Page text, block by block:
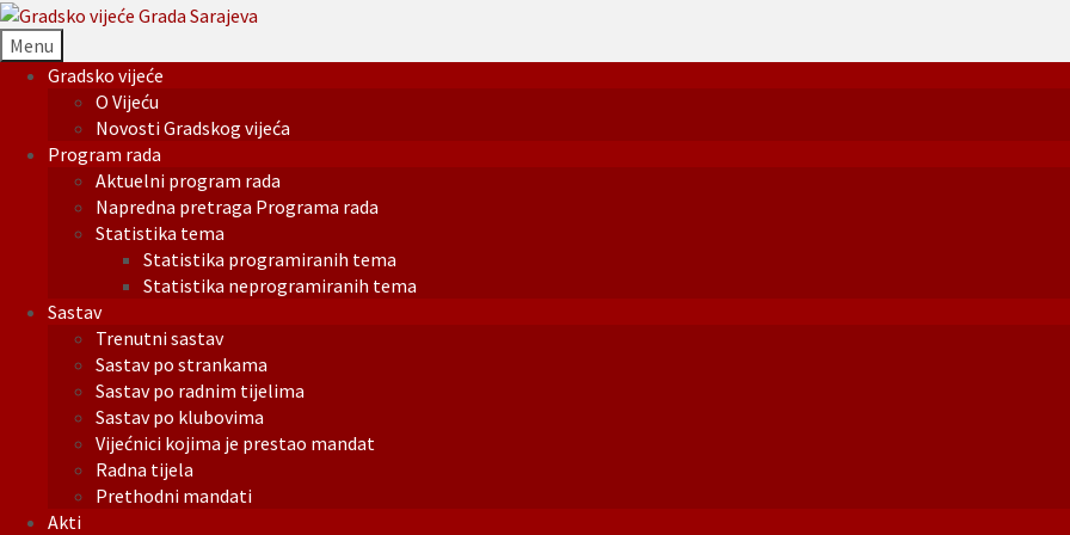
Menu
Gradsko vijeće
O Vijeću
Novosti Gradskog vijeća
Program rada
Aktuelni program rada
Napredna pretraga Programa rada
Statistika tema
Statistika programiranih tema
Statistika neprogramiranih tema
Sastav
Trenutni sastav
Sastav po strankama
Sastav po radnim tijelima
Sastav po klubovima
Vijećnici kojima je prestao mandat
Radna tijela
Prethodni mandati
Akti